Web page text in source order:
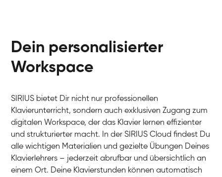
Klavier / Piano / Flügel
Dein personalisierter
Workspace
SIRIUS bietet Dir nicht nur professionellen
Klavierunterricht, sondern auch exklusiven Zugang zum
digitalen Workspace, der das Klavier lernen effizienter
und strukturierter macht. In der SIRIUS Cloud findest Du
alle wichtigen Materialien und gezielte Übungen Deines
Klavierlehrers – jederzeit abrufbar und übersichtlich an
einem Ort. Deine Klavierstunden können automatisch